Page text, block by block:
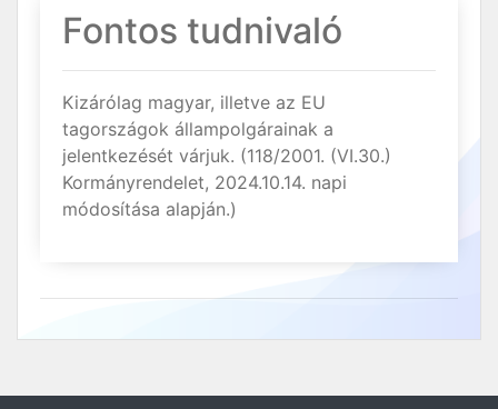
Fontos tudnivaló
Kizárólag magyar, illetve az EU
tagországok állampolgárainak a
jelentkezését várjuk. (118/2001. (VI.30.)
Kormányrendelet, 2024.10.14. napi
módosítása alapján.)